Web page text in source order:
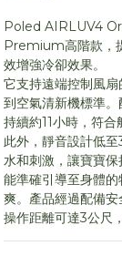
Poled AIRLUV4
Premium高階款，
效增強冷卻效果。
它支持遠端控制風
到空氣清新機標準
持續約11小時，符合
此外，靜音設計低
水和刺激，讓寶寶
能準確引導至身體
爽。產品經過配備
操作距離可達3公尺